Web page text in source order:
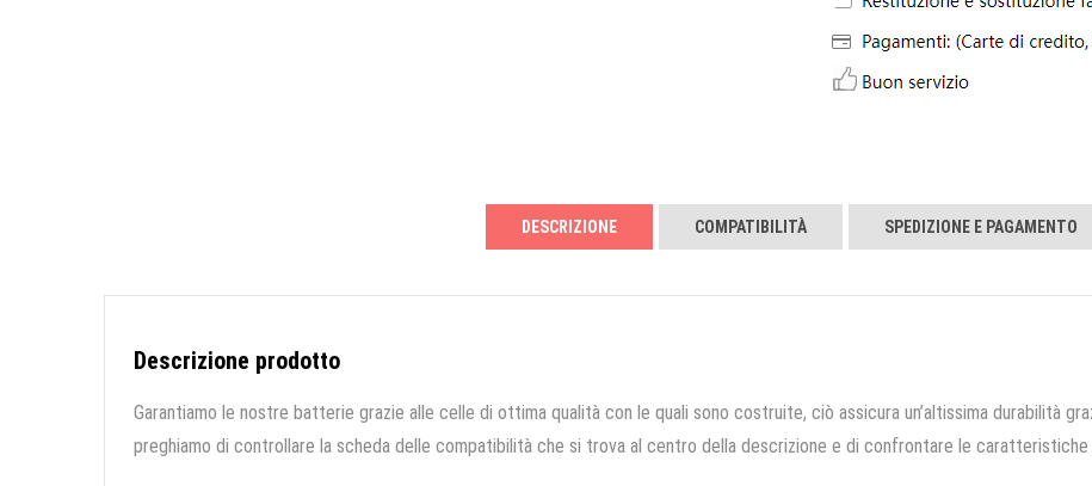
DESCRIZIONE COMPATIBILITÀ SPEDIZIONE E PAGAMENTO
Descrizione prodotto
Garantiamo le nostre batterie grazie alle celle di ottima qualità con le quali sono costruite, ciò assicura un’altissima durabilità
preghiamo di controllare la scheda delle compatibilità che si trova al centro della descrizione e di confrontare le